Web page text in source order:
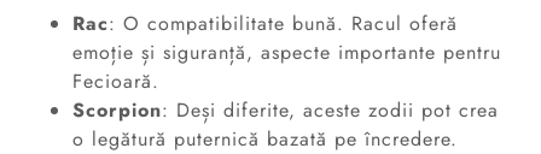
Rac: O compatibilitate bună. Racul oferă
emoție și siguranță, aspecte importante pentru
Fecioară.
Scorpion: Deși diferite, aceste zodii pot crea
o legătură puternică bazată pe încredere.